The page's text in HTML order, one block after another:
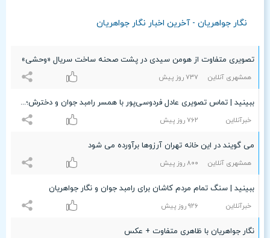
نگار جواهریان - آخرین اخبار نگار جواهریان
تصویری متفاوت از هومن سیدی در پشت صحنه ساخت سریال «وحشی»
همشهری آنلاین ۷٣۷ روز پیش
ببینید | تماس تصویری عادل فردوسی‌پور با همسر رامبد جوان و دخترش؛ وعده قرمه سبزی!
خبرآنلاین ۷۶۲ روز پیش
می گویند در این خانه تهران آرزوها برآورده می شود
همشهری آنلاین ۸۰۰ روز پیش
ببینید | سنگ تمام مردم کاشان برای رامبد جوان و نگار جواهریان
خبرآنلاین ٩۲۶ روز پیش
نگار جواهریان با ظاهری متفاوت + عکس